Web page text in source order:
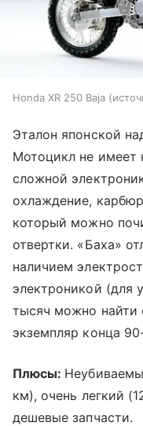
Honda XR 250 Baja
Эталон японской
Мотоцикл не имеет
сложной
охлаждение,
который можно
отвертки. «Баха»
наличием
электроникой (для
тысяч можно найти
экземпляр конца
Плюсы:
км), очень легкий
дешевые запчасти.